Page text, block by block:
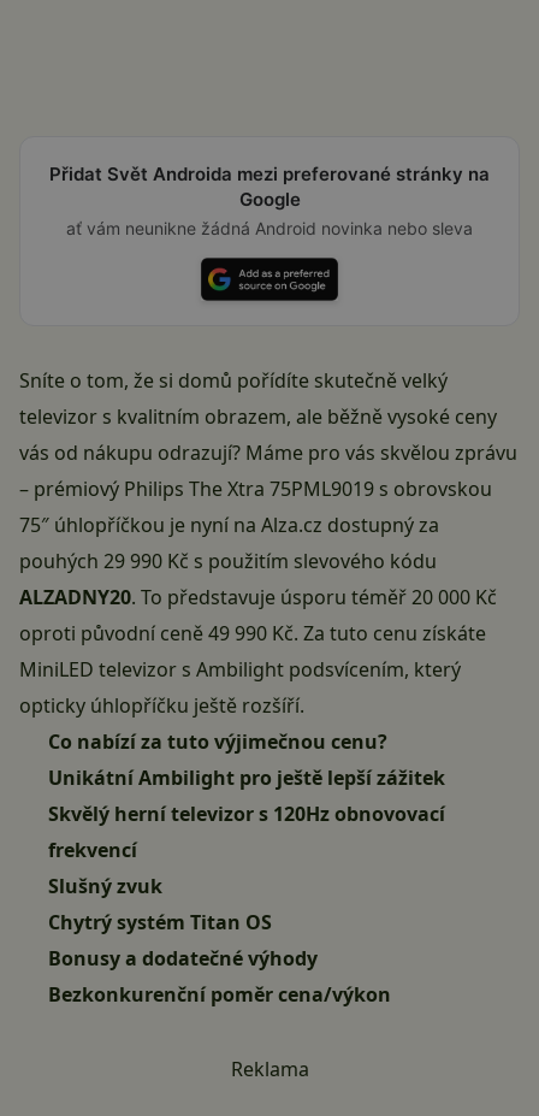
Přidat Svět Androida mezi preferované stránky na
Google
ať vám neunikne žádná Android novinka nebo sleva
Sníte o tom, že si domů pořídíte skutečně velký
televizor s kvalitním obrazem, ale běžně vysoké ceny
vás od nákupu odrazují? Máme pro vás skvělou zprávu
– prémiový Philips The Xtra 75PML9019 s obrovskou
75″ úhlopříčkou je nyní na Alza.cz dostupný za
pouhých 29 990 Kč s použitím slevového kódu
ALZADNY20. To představuje úsporu téměř 20 000 Kč
oproti původní ceně 49 990 Kč. Za tuto cenu získáte
MiniLED televizor s Ambilight podsvícením, který
opticky úhlopříčku ještě rozšíří.
Co nabízí za tuto výjimečnou cenu?
Unikátní Ambilight pro ještě lepší zážitek
Skvělý herní televizor s 120Hz obnovovací
frekvencí
Slušný zvuk
Chytrý systém Titan OS
Bonusy a dodatečné výhody
Bezkonkurenční poměr cena/výkon
Reklama